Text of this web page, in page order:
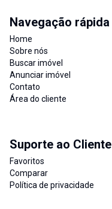
Navegação rápida
Home
Sobre nós
Buscar imóvel
Anunciar imóvel
Contato
Área do cliente
Suporte ao Cliente
Favoritos
Comparar
Política de privacidade